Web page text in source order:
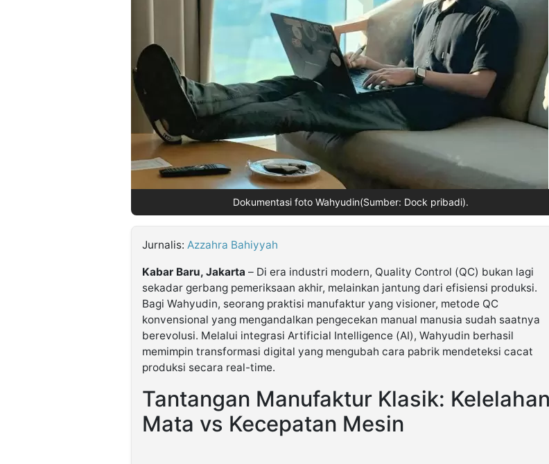
Dokumentasi foto Wahyudin(Sumber: Dock pribadi).
Jurnalis: Azzahra Bahiyyah
Kabar Baru, Jakarta – Di era industri modern, Quality Control (QC) bukan lagi
sekadar gerbang pemeriksaan akhir, melainkan jantung dari efisiensi produksi.
Bagi Wahyudin, seorang praktisi manufaktur yang visioner, metode QC
konvensional yang mengandalkan pengecekan manual manusia sudah saatnya
berevolusi. Melalui integrasi Artificial Intelligence (AI), Wahyudin berhasil
memimpin transformasi digital yang mengubah cara pabrik mendeteksi cacat
produksi secara real-time.
Tantangan Manufaktur Klasik: Kelelahan
Mata vs Kecepatan Mesin